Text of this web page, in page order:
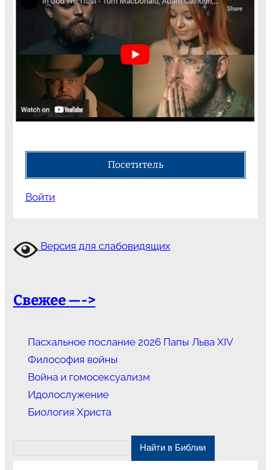
Посетитель
Войти
Версия для слабовидящих
Свежее —->
Пасхальное послание 2026 Папы Льва XIV
Философия войны
Война и гомосексуализм
Идолослужение
Биология Христа